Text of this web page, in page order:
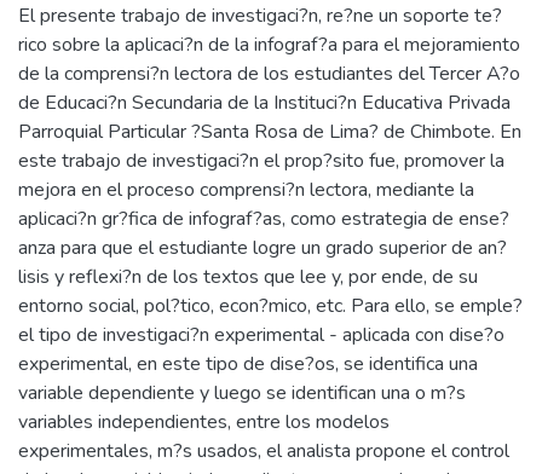
El presente trabajo de investigaci?n, re?ne un soporte te?
rico sobre la aplicaci?n de la infograf?a para el mejoramiento
de la comprensi?n lectora de los estudiantes del Tercer A?o
de Educaci?n Secundaria de la Instituci?n Educativa Privada
Parroquial Particular ?Santa Rosa de Lima? de Chimbote. En
este trabajo de investigaci?n el prop?sito fue, promover la
mejora en el proceso comprensi?n lectora, mediante la
aplicaci?n gr?fica de infograf?as, como estrategia de ense?
anza para que el estudiante logre un grado superior de an?
lisis y reflexi?n de los textos que lee y, por ende, de su
entorno social, pol?tico, econ?mico, etc. Para ello, se emple?
el tipo de investigaci?n experimental - aplicada con dise?o
experimental, en este tipo de dise?os, se identifica una
variable dependiente y luego se identifican una o m?s
variables independientes, entre los modelos
experimentales, m?s usados, el analista propone el control